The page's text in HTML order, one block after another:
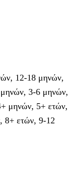
12-18 μηνών,
3-6 μηνών,
μηνών, 5+ ετών,
8+ ετών, 9-12